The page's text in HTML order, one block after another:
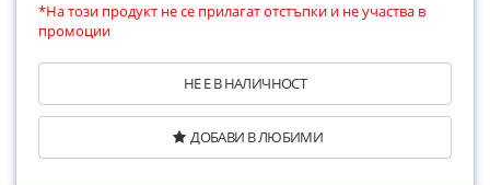
*На този продукт не се прилагат отстъпки и не участва в
промоции
НЕ Е В НАЛИЧНОСТ
ДОБАВИ В ЛЮБИМИ